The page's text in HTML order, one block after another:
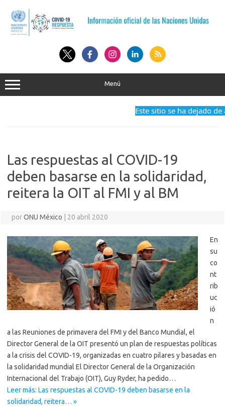
contenido
Menú
Este sitio se ha dejado
Las respuestas al COVID-19
deben basarse en la solidaridad,
reitera la OIT al FMI y al BM
porONU México 20 abril 2020
En
su
co
nt
rib
uc
ió
n
a las Reuniones de primavera del FMI y del Banco Mundial, el
Director General de la OIT presentó un plan de respuestas políticas
a la crisis del COVID-19, organizadas en cuatro pilares y basadas en
la solidaridad mundial El Director General de la Organización
Internacional del Trabajo (OIT), Guy Ryder, ha pedido…
Leer más: Las respuestas al COVID-19 deben basarse en la
solidaridad, reitera… »